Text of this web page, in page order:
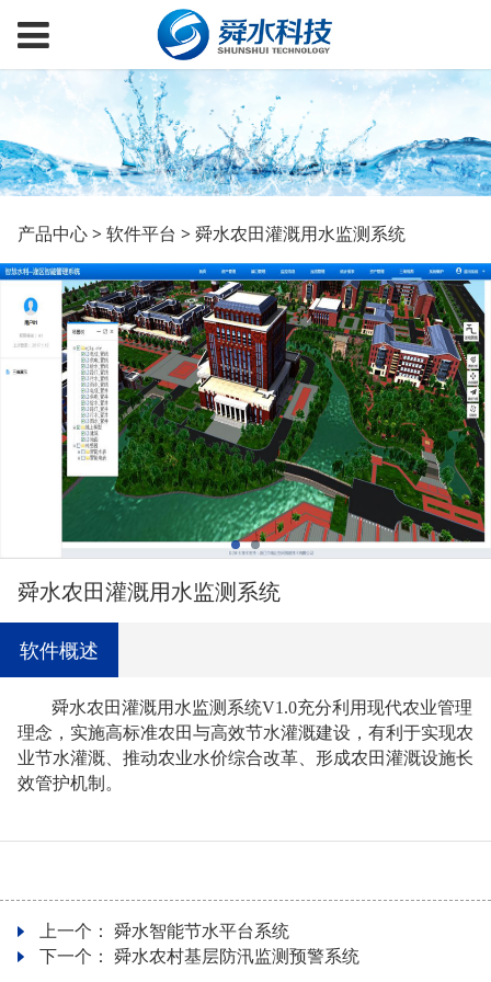
舜水农田灌溉用水监测
系统
产品中心>软件平台 >舜水农田灌溉用水监测系统
舜水农田灌溉用水监测系统
软件概述
舜水农田灌溉用水监测系统V1.0充分利用现代农业管理
理念，实施高标准农田与高效节水灌溉建设，有利于实现农
业节水灌溉、推动农业水价综合改革、形成农田灌溉设施长
效管护机制。
上一个： 舜水智能节水平台系统
下一个： 舜水农村基层防汛监测预警系统